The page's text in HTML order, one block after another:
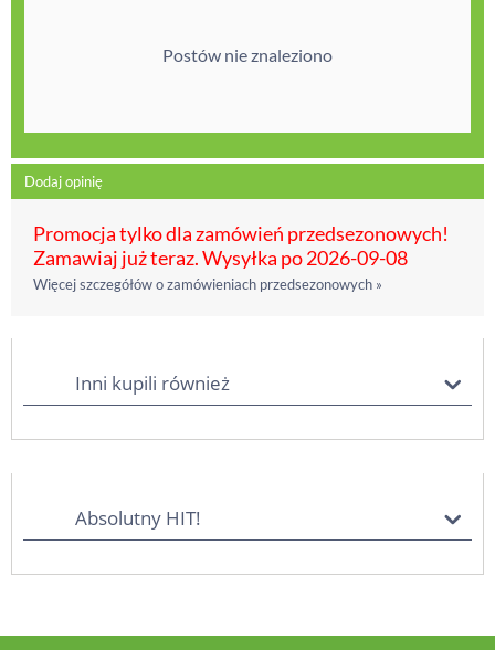
Postów nie znaleziono
Dodaj opinię
Promocja tylko dla zamówień przedsezonowych!
Zamawiaj już teraz. Wysyłka po 2026-09-08
Więcej szczegółów o zamówieniach przedsezonowych »
Inni kupili również
Absolutny HIT!